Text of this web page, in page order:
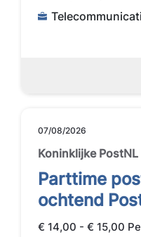
07/08/2026
Koninklijke PostNL
Parttime
ochtend
€ 14,00 - € 15,00